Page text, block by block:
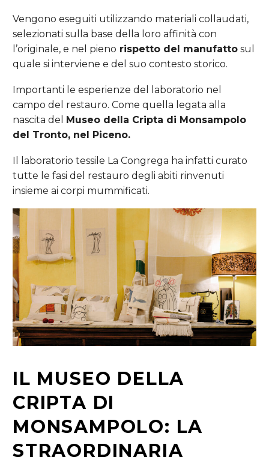
Vengono eseguiti utilizzando materiali collaudati,
selezionati sulla base della loro affinità con
l’originale, e nel pieno rispetto del manufatto sul
quale si interviene e del suo contesto storico.
Importanti le esperienze del laboratorio nel
campo del restauro. Come quella legata alla
nascita del Museo della Cripta di Monsampolo
del Tronto, nel Piceno.
Il laboratorio tessile La Congrega ha infatti curato
tutte le fasi del restauro degli abiti rinvenuti
insieme ai corpi mummificati.
IL MUSEO DELLA
CRIPTA DI
MONSAMPOLO: LA
STRAORDINARIA